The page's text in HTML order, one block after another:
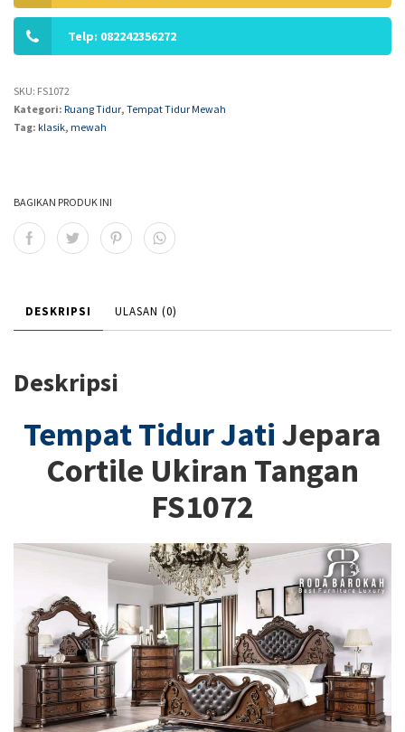
Telp: 082242356272
SKU: FS1072
Kategori: Ruang Tidur, Tempat Tidur Mewah
Tag: klasik, mewah
BAGIKAN PRODUK INI
DESKRIPSI ULASAN (0)
Deskripsi
Tempat Tidur Jati Jepara
Cortile Ukiran Tangan
FS1072